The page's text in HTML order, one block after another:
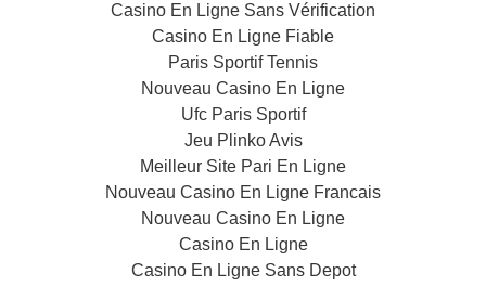
Casino En Ligne Sans Vérification
Casino En Ligne Fiable
Paris Sportif Tennis
Nouveau Casino En Ligne
Ufc Paris Sportif
Jeu Plinko Avis
Meilleur Site Pari En Ligne
Nouveau Casino En Ligne Francais
Nouveau Casino En Ligne
Casino En Ligne
Casino En Ligne Sans Depot